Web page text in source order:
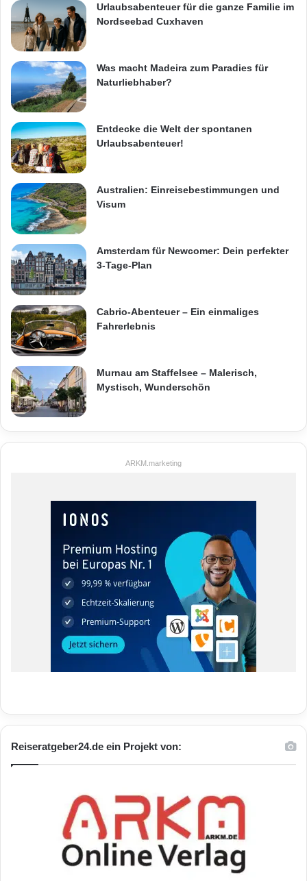
Urlaubsabenteuer für die ganze Familie im
Nordseebad Cuxhaven
Was macht Madeira zum Paradies für
Naturliebhaber?
Entdecke die Welt der spontanen
Urlaubsabenteuer!
Australien: Einreisebestimmungen und
Visum
Amsterdam für Newcomer: Dein perfekter
3-Tage-Plan
Cabrio-Abenteuer – Ein einmaliges
Fahrerlebnis
Murnau am Staffelsee – Malerisch,
Mystisch, Wunderschön
ARKM.marketing
Reiseratgeber24.de ein Projekt von: